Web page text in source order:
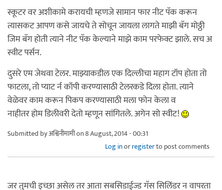
स्कूटर वर अशीकामे करायची म्हणजे सामान फार नीट पॅक करून
त्यासकट आपण कसे जायचे ते सोचून जायला लागते माझी बॅग मोठ्ठी
जिम बॅग होती त्याने नीट पॅक केल्याने माझे काम परफेक्ट झाले. सच अ
स्वीट पर्सन.
दुसरे एम जेथवा टेलर. माझ्याकडील एक दिल्लीचा महाग टॉप होता तो
फाटला, तो प्याट र्न कॉपी करण्यासाठी टेलरकडे दिला होता. त्याने
वेळेवर काम करून पिकप करण्यासाठी मला फोन केला व
नाहीतर होम डिलीवरी देतो म्हणून सांगितले. अगेन सो स्वीट!
Submitted byअश्विनीमामीon 8 August, 2014 - 00:31
Log inorregisterto post comments
जर तुमची इच्छा असेल तर आता सबसिडाईज्ड गॅस सिलिंडर न वापरता